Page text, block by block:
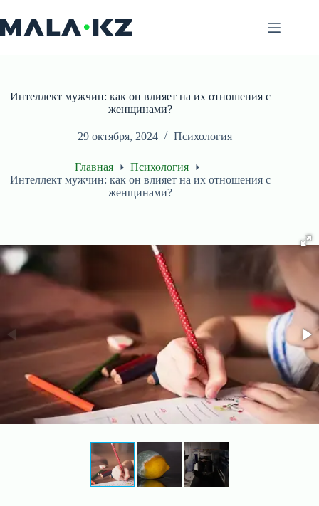
к
сути
Интеллект мужчин: как он влияет на их отношения с
женщинами?
29 октября, 2024 Психология
Главная
Психология
Интеллект мужчин: как он влияет на их отношения с
женщинами?